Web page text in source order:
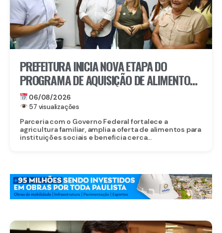
PREFEITURA INICIA NOVA ETAPA DO
PROGRAMA DE AQUISIÇÃO DE ALIMENTOS E
ANUNCIA CRIAÇÃO DO PAA RECIFE
06/08/2026
57 visualizações
Parceria com o Governo Federal fortalece a
agricultura familiar, amplia a oferta de alimentos para
instituições sociais e beneficia cerca...